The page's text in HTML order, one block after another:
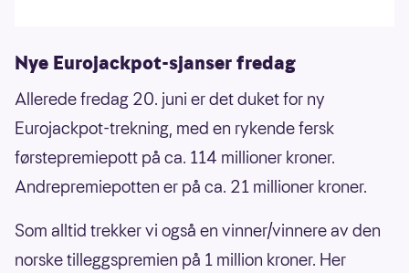
Nye Eurojackpot-sjanser fredag
Allerede fredag 20. juni er det duket for ny
Eurojackpot-trekning, med en rykende fersk
førstepremiepott på ca. 114 millioner kroner.
Andrepremiepotten er på ca. 21 millioner kroner.
Som alltid trekker vi også en vinner/vinnere av den
norske tilleggspremien på 1 million kroner. Her